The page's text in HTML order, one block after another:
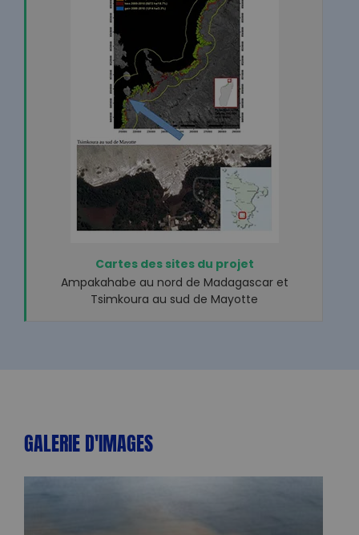
Cartes des sites du projet
Ampakahabe au nord de Madagascar et
Tsimkoura au sud de Mayotte
GALERIE D'IMAGES